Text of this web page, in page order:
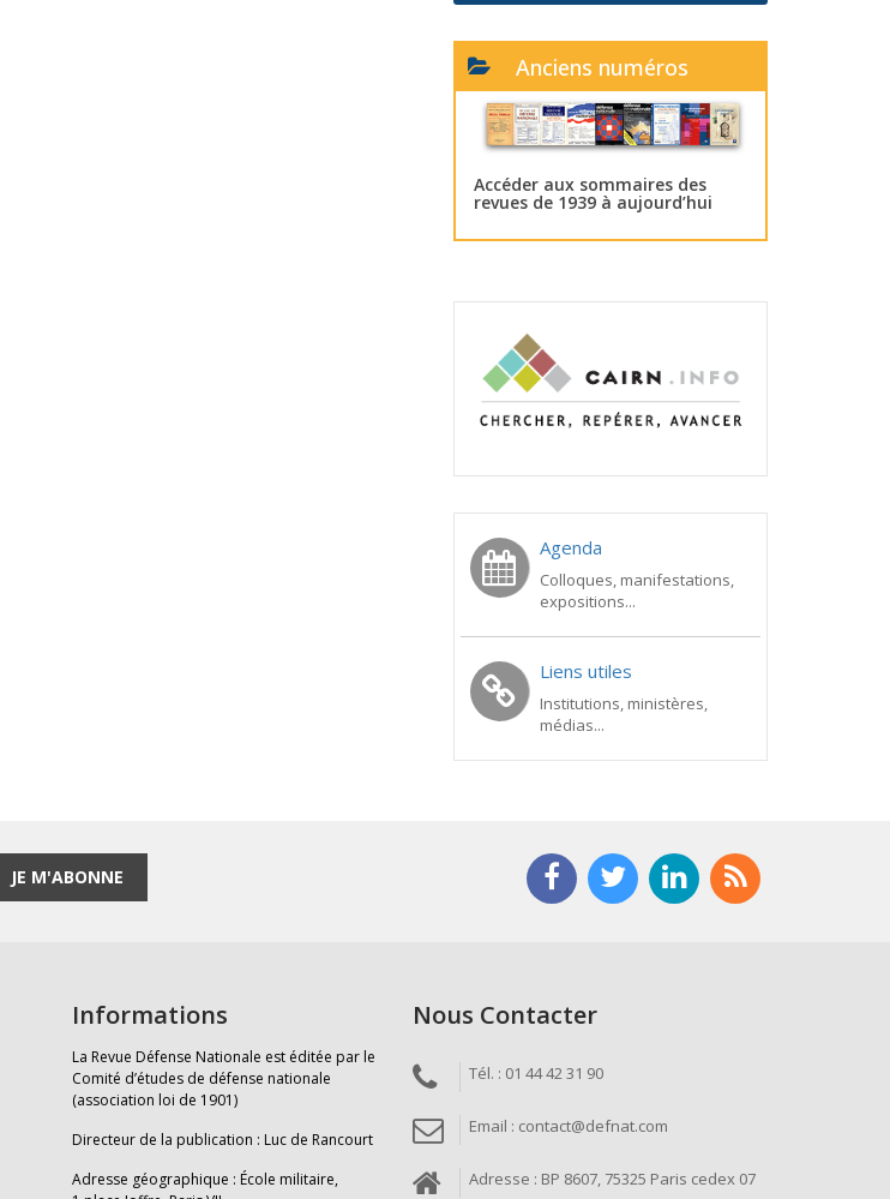
Anciens numéros
Accéder aux sommaires des
revues de 1939 à aujourd’hui
Agenda
Colloques, manifestations,
expositions...
Liens utiles
Institutions, ministères,
médias...
JE M'ABONNE
Informations
La Revue Défense Nationale est éditée par le
Comité d’études de défense nationale
(association loi de 1901)
Directeur de la publication : Luc de Rancourt
Adresse géographique : École militaire,
Nous Contacter
Tél. : 01 44 42 31 90
Email : contact@defnat.com
Adresse : BP 8607, 75325 Paris cedex 07